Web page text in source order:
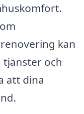
kan
tjänster och
att dina